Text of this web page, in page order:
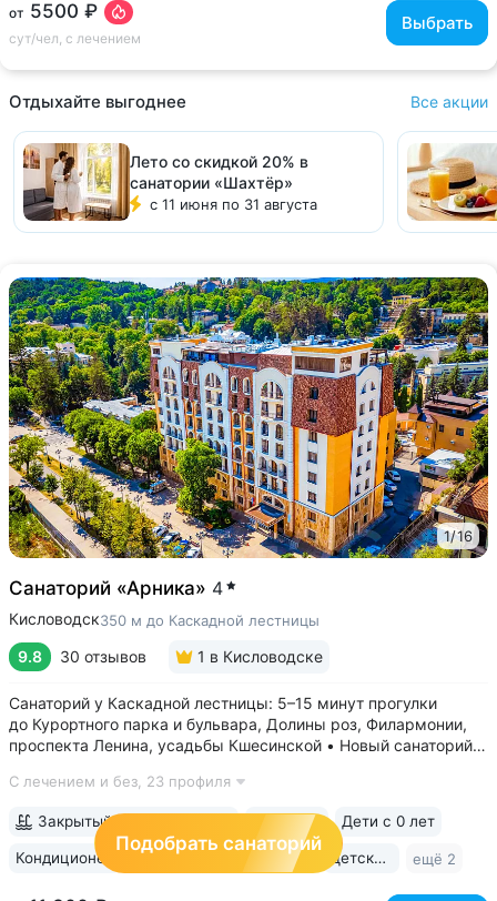
от 5500 ₽
сут/чел, с лечением
Выбрать
Отдыхайте выгоднее Все акции
Лето со скидкой 20% в
санатории «Шахтёр»
с 11 июня по 31 августа
1/16
Санаторий «Арника» 4
Кисловодск350 м до Каскадной лестницы
9.8 30 отзывов 1 в Кисловодске
Санаторий у Каскадной лестницы: 5–15 минут прогулки
до Курортного парка и бульвара, Долины роз, Филармонии,
проспекта Ленина, усадьбы Кшесинской • Новый санаторий,
положительные. Многие гости отмечают, что санаторий
С лечением и без, 23 профиля
Закрытый бассейн 14х6 м Бювет Дети с 0 лет
Кондиционер Wi-Fi в номерах Няня Детская комната ещё 2
Подобрать санаторий